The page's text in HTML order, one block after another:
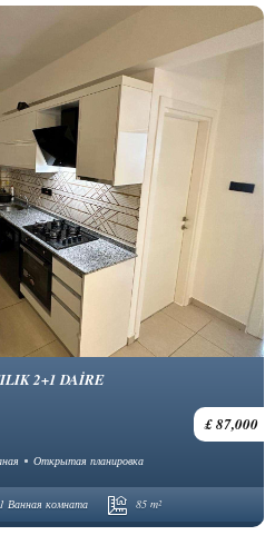
2+1 DAIRE
£ 87,000
Открытая планировка
1 Ванная комната 85 m²